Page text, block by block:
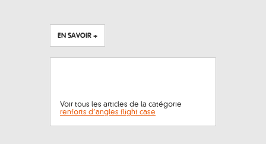
EN SAVOIR +
Voir tous les articles de la catégorie
renforts d’angles flight case